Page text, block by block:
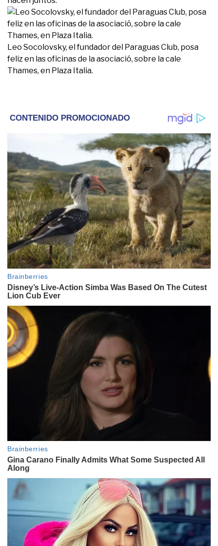
Leo Socolovsky, el fundador del Paraguas Club, posa
feliz en las oficinas de la asociació, sobre la cale
Thames, en Plaza Italia.